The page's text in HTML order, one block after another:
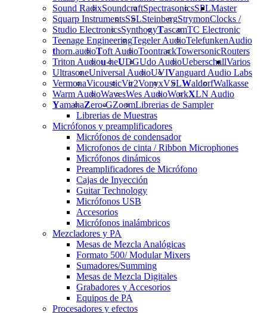
Sound RadixSoundcraftSpectrasonicsSPL
Squarp InstrumentsSSLSteinbergStrymon
Studio ElectronicsSynthogyTascamTC Electronic
Teenage EngineeringTegeler AudioTelefunken
thorn.audioToft AudioToontrackTowersonic
Triton Audiou-heUDGUdo AudioUeberschall
UltrasoneUniversal AudioUVIVanguard Audio Labs
VermonaVicousticVir2VonyxVSLWaldorfWalkasse
Warm AudioWavesWes AudioWorkXLN Audio
YamahaZero-GZoom
Master
Clocks /
Audio
Routers
Varios
Librerias de Sampler
Librerias de Muestras
Micrófonos y preamplificadores
Micrófonos de condensador
Microfonos de cinta / Ribbon Microphones
Micrófonos dinámicos
Preamplificadores de Micrófono
Cajas de Inyección
Guitar Technology
Micrófonos USB
Accesorios
Micrófonos inalámbricos
Mezcladores y PA
Mesas de Mezcla Analógicas
Formato 500/ Modular Mixers
Sumadores/Summing
Mesas de Mezcla Digitales
Grabadores y Accesorios
Equipos de PA
Procesadores y efectos